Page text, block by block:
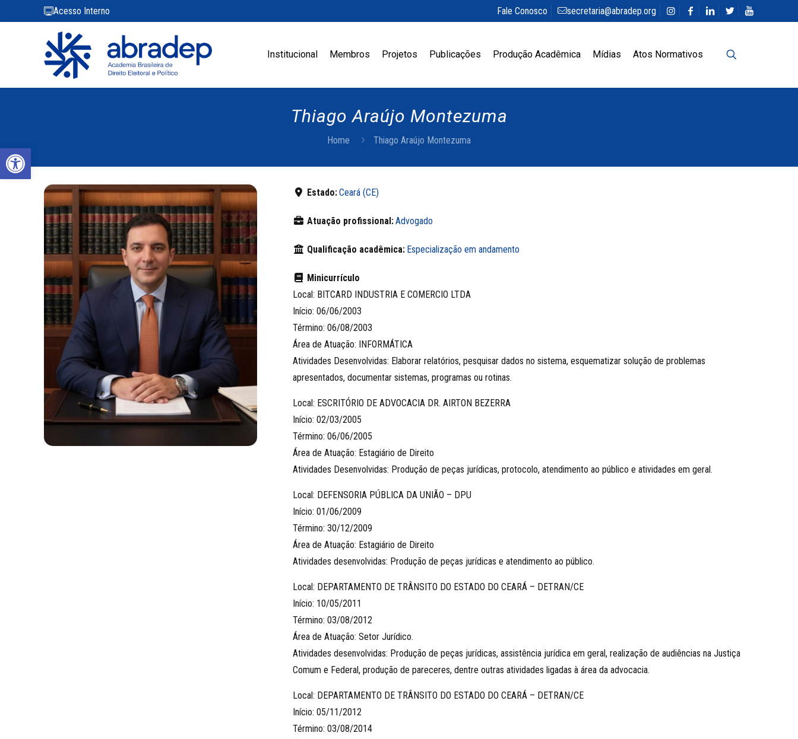
Abrir a barra de ferramentas
Acesso Interno Fale Conosco secretaria@abradep.org
Institucional Membros Projetos Publicações Produção Acadêmica Mídias Atos Normativos
Thiago Araújo Montezuma
Home Thiago Araújo Montezuma
Estado:Ceará (CE)
Atuação profissional:Advogado
Qualificação acadêmica: Especialização em andamento
Minicurrículo
Local: BITCARD INDUSTRIA E COMERCIO LTDA
Início: 06/06/2003
Término: 06/08/2003
Área de Atuação: INFORMÁTICA
Atividades Desenvolvidas: Elaborar relatórios, pesquisar dados no sistema, esquematizar solução de problemas
apresentados, documentar sistemas, programas ou rotinas.
Local: ESCRITÓRIO DE ADVOCACIA DR. AIRTON BEZERRA
Início: 02/03/2005
Término: 06/06/2005
Área de Atuação: Estagiário de Direito
Atividades Desenvolvidas: Produção de peças jurídicas, protocolo, atendimento ao público e atividades em geral.
Local: DEFENSORIA PÚBLICA DA UNIÃO – DPU
Início: 01/06/2009
Término: 30/12/2009
Área de Atuação: Estagiário de Direito
Atividades desenvolvidas: Produção de peças jurídicas e atendimento ao público.
Local: DEPARTAMENTO DE TRÂNSITO DO ESTADO DO CEARÁ – DETRAN/CE
Início: 10/05/2011
Término: 03/08/2012
Área de Atuação: Setor Jurídico.
Atividades desenvolvidas: Produção de peças jurídicas, assistência jurídica em geral, realização de audiências na Justiça
Comum e Federal, produção de pareceres, dentre outras atividades ligadas à área da advocacia.
Local: DEPARTAMENTO DE TRÂNSITO DO ESTADO DO CEARÁ – DETRAN/CE
Início: 05/11/2012
Término: 03/08/2014